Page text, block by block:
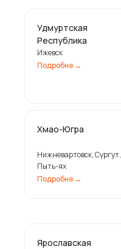
Ярославская
Хмао-Югра
Нижневартовск, Сургут,
Пыть-ях
Подробне ㅤ→
Удмуртская
Республика
Ижевск
Подробне ㅤ→